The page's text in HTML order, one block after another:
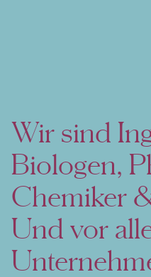
Wir sind
Biologen,
Chemiker
Und vor